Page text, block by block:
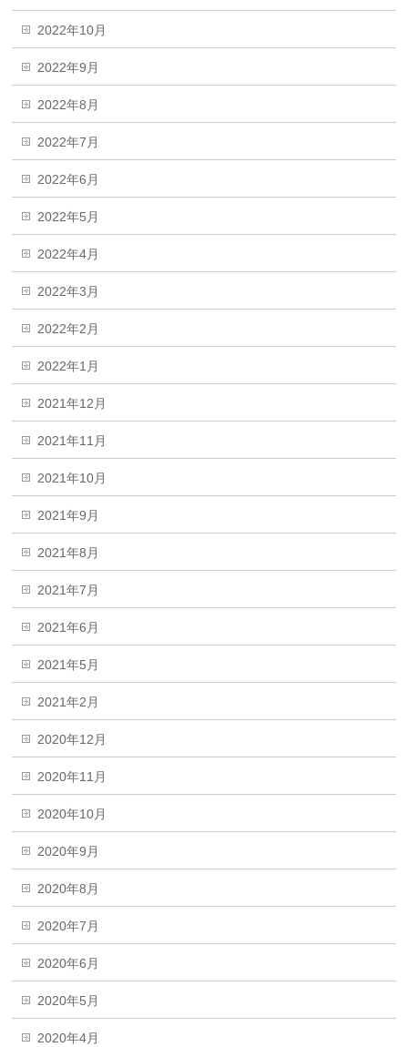
2022年10月
2022年9月
2022年8月
2022年7月
2022年6月
2022年5月
2022年4月
2022年3月
2022年2月
2022年1月
2021年12月
2021年11月
2021年10月
2021年9月
2021年8月
2021年7月
2021年6月
2021年5月
2021年2月
2020年12月
2020年11月
2020年10月
2020年9月
2020年8月
2020年7月
2020年6月
2020年5月
2020年4月